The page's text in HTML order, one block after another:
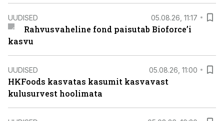
UUDISED 05.08.26, 11:17
Rahvusvaheline fond paisutab Bioforce’i
kasvu
UUDISED 05.08.26, 11:00
HKFoods kasvatas kasumit kasvavast
kulusurvest hoolimata